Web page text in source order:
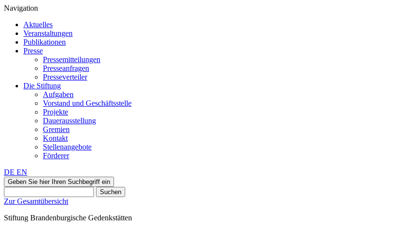
Navigation
Aktuelles
Veranstaltungen
Publikationen
Presse
Pressemitteilungen
Presseanfragen
Presseverteiler
Die Stiftung
Aufgaben
Vorstand und Geschäftsstelle
Projekte
Dauerausstellung
Gremien
Kontakt
Stellenangebote
Förderer
DE EN
Geben Sie hier Ihren Suchbegriff ein
Suchen
Zur Gesamtübersicht
Stiftung Brandenburgische Gedenkstätten